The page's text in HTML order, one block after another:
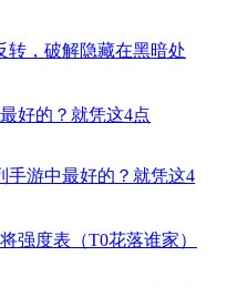
好的？就凭这4点
强度表（T0花落谁家）